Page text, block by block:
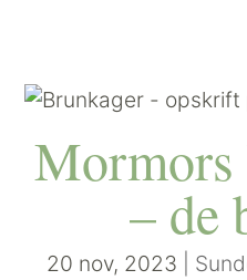
Mormors
– de
20 nov, 2023